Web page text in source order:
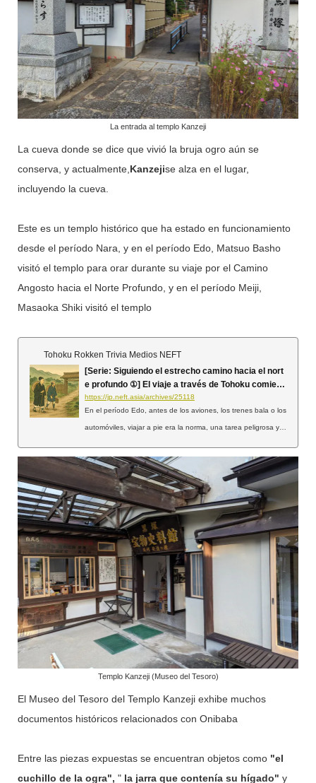
La entrada al templo Kanzeji
La cueva donde se dice que vivió la bruja ogro aún se
conserva, y actualmente, Kanzejise alza en el lugar,
incluyendo la cueva.
Este es un templo histórico que ha estado en funcionamiento
desde el período Nara, y en el período Edo, Matsuo Basho
visitó el templo para orar durante su viaje por el Camino
Angosto hacia el Norte Profundo, y en el período Meiji,
Masaoka Shiki visitó el templo
Tohoku Rokken Trivia Medios NEFT
[Serie: Siguiendo el estrecho camino hacia el nort
e profundo ①] El viaje a través de Tohoku comienz
a en la barrera de Shirakawa
https://jp.neft.asia/archives/25118
En el período Edo, antes de los aviones, los trenes bala o los
automóviles, viajar a pie era la norma, una tarea peligrosa y ll
ecorrió Tohoku a pie durante esta época, sino que también d
ejó su diario de viaje, junto con haikus, para las generaciones
futuras. Su obra goza de tal prestigio que aún se incluye en l
os libros de texto escolares, y probablemente hayas leído su
famoso prefacio y haikus. En esta serie de siete artículos, se
guimos los pasos de Basho en Tohoku, presentando el estad
o actual de los lugares que visitó y los haikus que escribió en
"Oku no Hosomichi". El estrecho camino hacia el norte profun
do y...
Templo Kanzeji (Museo del Tesoro)
El Museo del Tesoro del Templo Kanzeji exhibe muchos
documentos históricos relacionados con Onibaba
Entre las piezas expuestas se encuentran objetos como "el
cuchillo de la ogra", " la jarra que contenía su hígado" y